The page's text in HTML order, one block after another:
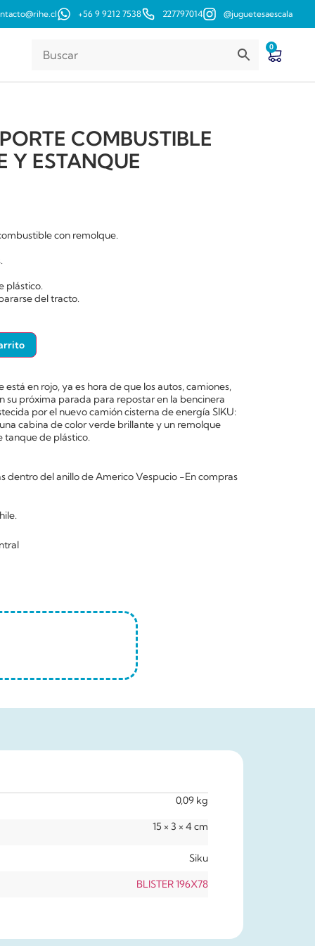
+56 9 9212 7538 227797014 @juguetesaescala
0
COMBUSTIBLE
Y ESTANQUE
con remolque.
plástico.
del tracto.
en rojo, ya es hora de que los autos, camiones,
su próxima parada para repostar en la bencinera
por el nuevo camión cisterna de energía SIKU:
cabina de color verde brillante y un remolque
tanque de plástico.
dentro del anillo de Americo Vespucio -En compras
0,09 kg
15 × 3 × 4 cm
Siku
BLISTER 196X78